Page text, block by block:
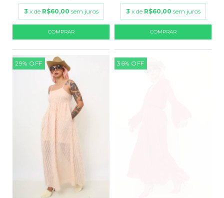
3 x de R$60,00 sem juros 3 x de R$60,00 sem juros
29% OFF 36% OFF